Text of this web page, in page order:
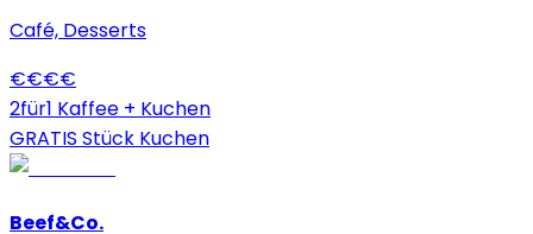
Café, Desserts
€€€€
2für1 Kaffee + Kuchen
GRATIS Stück Kuchen
Beef&Co.